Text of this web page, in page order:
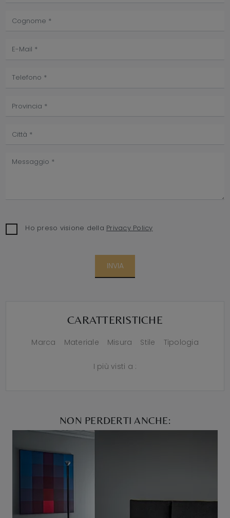
Ho preso visione della Privacy Policy
INVIA
CARATTERISTICHE
Marca Materiale Misura Stile Tipologia
I più visti a :
NON PERDERTI ANCHE: